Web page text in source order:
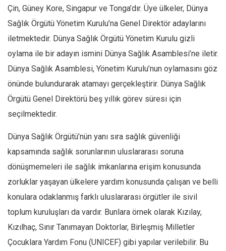
Çin, Güney Kore, Singapur ve Tonga’dır. Üye ülkeler, Dünya
Sağlık Örgütü Yönetim Kurulu’na Genel Direktör adaylarını
iletmektedir. Dünya Sağlık Örgütü Yönetim Kurulu gizli
oylama ile bir adayın ismini Dünya Sağlık Asamblesi’ne iletir.
Dünya Sağlık Asamblesi, Yönetim Kurulu’nun oylamasını göz
önünde bulundurarak atamayı gerçekleştirir. Dünya Sağlık
Örgütü Genel Direktörü beş yıllık görev süresi için
seçilmektedir.
Dünya Sağlık Örgütü’nün yanı sıra sağlık güvenliği
kapsamında sağlık sorunlarının uluslararası soruna
dönüşmemeleri ile sağlık imkanlarına erişim konusunda
zorluklar yaşayan ülkelere yardım konusunda çalışan ve belli
konulara odaklanmış farklı uluslararası örgütler ile sivil
toplum kuruluşları da vardır. Bunlara örnek olarak Kızılay,
Kızılhaç, Sınır Tanımayan Doktorlar, Birleşmiş Milletler
Çocuklara Yardım Fonu (UNICEF) gibi yapılar verilebilir. Bu